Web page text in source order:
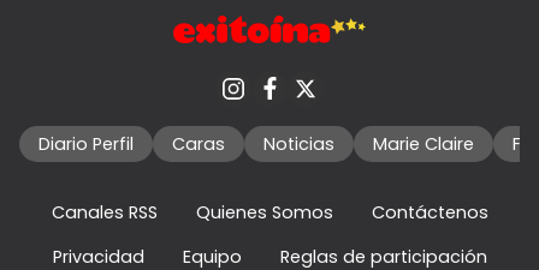
Diario Perfil Caras Noticias Marie Claire
Canales RSS Quienes Somos
Contáctenos
Privacidad
Equipo
Reglas de participación